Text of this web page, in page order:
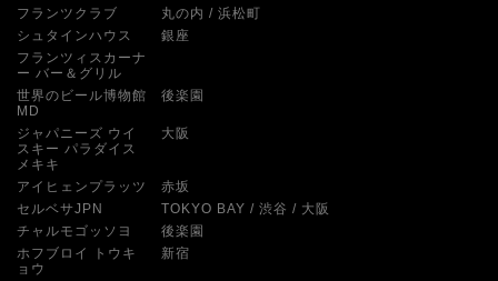
フランツクラブ
丸の内
浜松町
シュタインハウス
銀座
フランツィスカーナ
ー バー＆グリル
世界のビール博物館
MD
後楽園
ジャパニーズ ウイ
スキー パラダイス
メキキ
大阪
アイヒェンプラッツ
赤坂
セルベサJPN
TOKYO BAY 渋谷
大阪
チャルモゴッソヨ
後楽園
ホフブロイ トウキ
ョウ
新宿